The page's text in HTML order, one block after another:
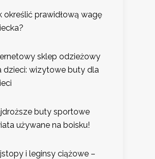
określić prawidłową wagę
sklep odzieżowy
dzieci: wizytowe buty dla
buty sportowe
używane na boisku!
i leginsy ciążowe –